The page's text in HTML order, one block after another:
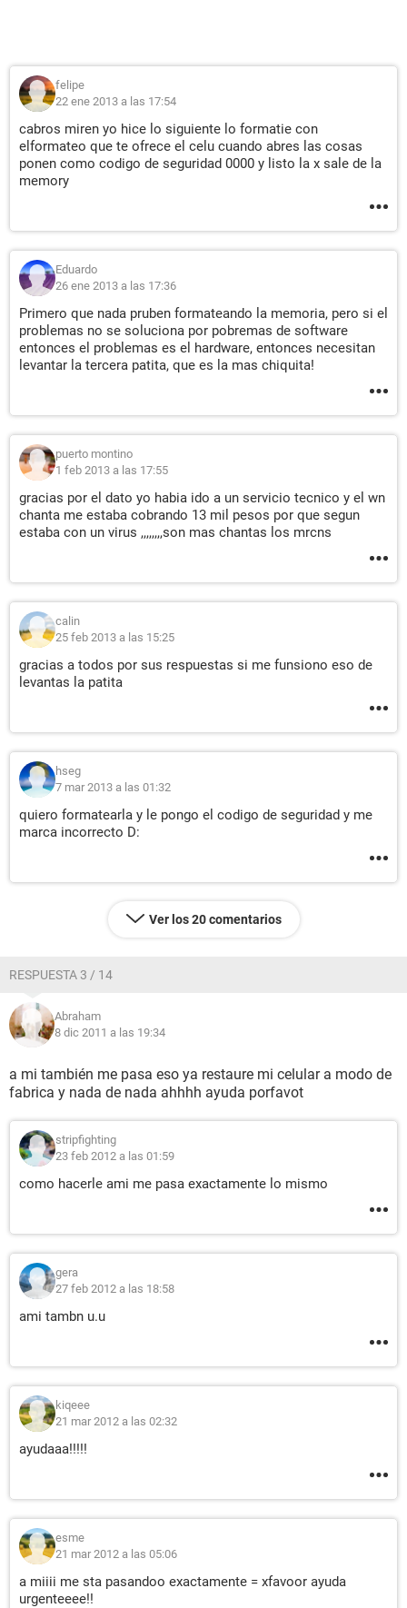
felipe
22 ene 2013 a las 17:54
cabros miren yo hice lo siguiente lo formatie con
elformateo que te ofrece el celu cuando abres las cosas
ponen como codigo de seguridad 0000 y listo la x sale de la
memory
Eduardo
26 ene 2013 a las 17:36
Primero que nada pruben formateando la memoria, pero si el
problemas no se soluciona por pobremas de software
entonces el problemas es el hardware, entonces necesitan
levantar la tercera patita, que es la mas chiquita!
puerto montino
1 feb 2013 a las 17:55
gracias por el dato yo habia ido a un servicio tecnico y el wn
chanta me estaba cobrando 13 mil pesos por que segun
estaba con un virus ,,,,,,,,son mas chantas los mrcns
calin
25 feb 2013 a las 15:25
gracias a todos por sus respuestas si me funsiono eso de
levantas la patita
hseg
7 mar 2013 a las 01:32
quiero formatearla y le pongo el codigo de seguridad y me
marca incorrecto D:
Ver los 20 comentarios
RESPUESTA 3 / 14
Abraham
8 dic 2011 a las 19:34
a mi también me pasa eso ya restaure mi celular a modo de
fabrica y nada de nada ahhhh ayuda porfavot
stripfighting
23 feb 2012 a las 01:59
como hacerle ami me pasa exactamente lo mismo
gera
27 feb 2012 a las 18:58
ami tambn u.u
kiqeee
21 mar 2012 a las 02:32
ayudaaa!!!!!
esme
21 mar 2012 a las 05:06
a miiii me sta pasandoo exactamente = xfavoor ayuda
urgenteeee!!